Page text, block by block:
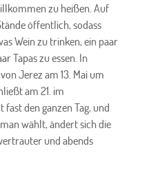
zu heißen. Auf
öffentlich, sodass
Wein zu trinken, ein paar
Tapas zu essen. In
Jerez am 13. Mai um
am 21. im
den ganzen Tag, und
wählt, ändert sich die
und abends